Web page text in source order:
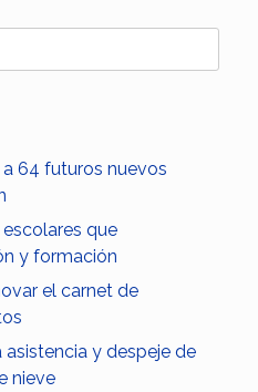
64 futuros nuevos
que
y formación
el carnet de
asistencia y despeje de
nieve